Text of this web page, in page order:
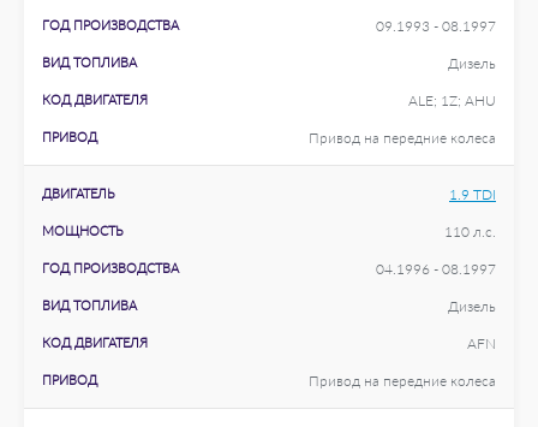
ГОД ПРОИЗВОДСТВА 09.1993 - 08.1997
ВИД ТОПЛИВА Дизель
КОД ДВИГАТЕЛЯ ALE; 1Z; AHU
ПРИВОД Привод на передние колеса
ДВИГАТЕЛЬ 1.9 TDI
МОЩНОСТЬ 110 л.с.
ГОД ПРОИЗВОДСТВА 04.1996 - 08.1997
ВИД ТОПЛИВА Дизель
КОД ДВИГАТЕЛЯ AFN
ПРИВОД Привод на передние колеса